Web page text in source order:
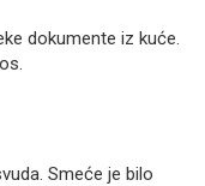
dokumente iz kuće.
Smeće je bilo